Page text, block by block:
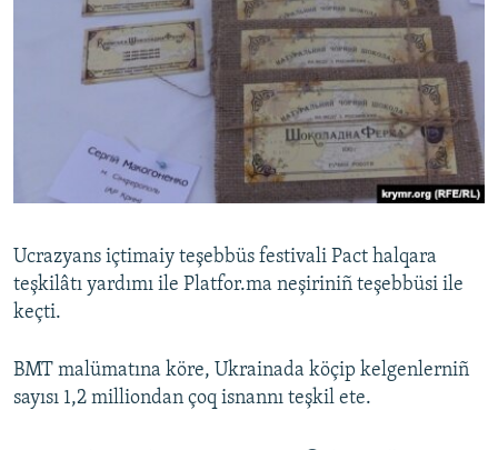
Ucrazyans içtimaiy teşebbüs festivali Pact halqara
teşkilâtı yardımı ile Platfor.ma neşiriniñ teşebbüsi ile
keçti.
BMT malümatına köre, Ukrainada köçip kelgenlerniñ
sayısı 1,2 milliondan çoq isnannı teşkil ete.